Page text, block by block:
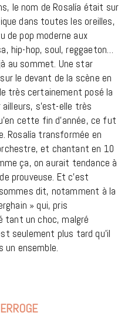
le nom de Rosalía était sur
dans toutes les oreilles,
de pop moderne aux
hip-hop, soul, reggaeton…
au sommet. Une star
le devant de la scène en
très certainement posé la
s’est-elle très
cette fin d’année, ce fut
Rosalía transformée en
et chantant en 10
ça, on aurait tendance à
prouveuse. Et c’est
dit, notamment à la
» qui, pris
tant un choc, malgré
seulement plus tard qu’il
un ensemble.